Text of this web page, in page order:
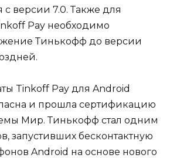
с версии 7.0. Также для
Pay необходимо
Тинькофф до версии
Tinkoff Pay для Android
и прошла сертификацию
Мир. Тинькофф стал одним
запустивших бесконтактную
Android на основе нового